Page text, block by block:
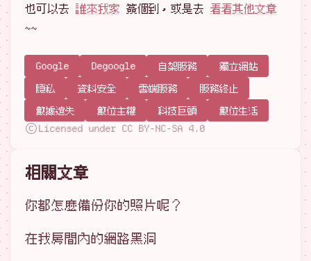
也可以去 誰來我家 簽個到，或是去 看看其他文章
~~
Google Degoogle 自架服務
獨立網站
隱私
資料安全 雲端服務
服務終止
數據遺失
數位主權 科技巨頭
數位生活
Licensed under CC BY-NC-SA 4.0
相關文章
你都怎麼備份你的照片呢？
在我房間內的網路黑洞